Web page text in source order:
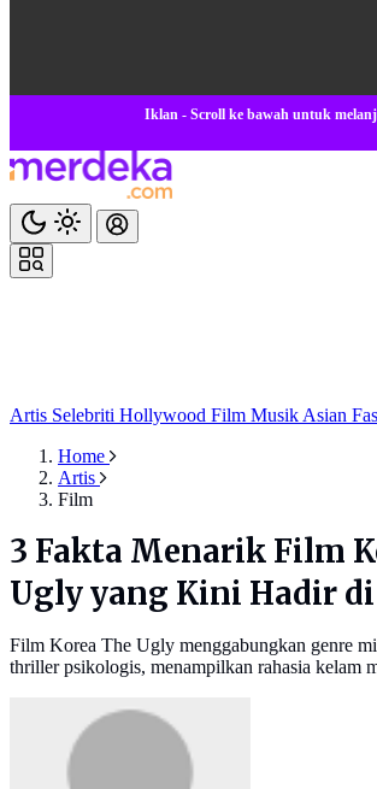
Iklan - Scroll ke bawah untuk
Artis Selebriti Hollywood Film Musik Asian
Home
Artis
Film
3 Fakta Menarik Film
Ugly yang Kini Hadir
Film Korea The Ugly menggabungkan genre
thriller psikologis, menampilkan rahasia kelam